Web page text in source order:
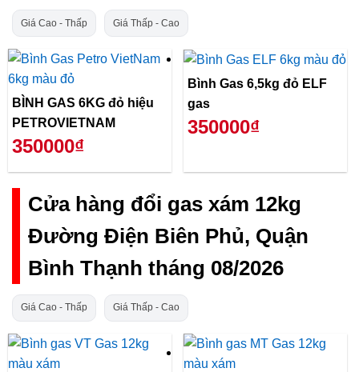
Giá Cao - Thấp Giá Thấp - Cao
BÌNH GAS 6KG đỏ hiệu
PETROVIETNAM
350000₫
Bình Gas 6,5kg đỏ ELF
gas
350000₫
Cửa hàng đổi gas xám 12kg
Đường Điện Biên Phủ, Quận
Bình Thạnh tháng 08/2026
Giá Cao - Thấp Giá Thấp - Cao